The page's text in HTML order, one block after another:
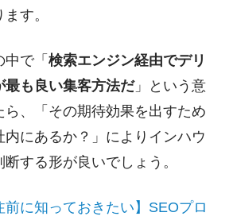
す。
で「 検索エンジン経由でデリ
最も良い集客方法だ」という意
ら、「その期待効果を出すため
内にあるか？」によりインハウ
する形が良いでしょう。
前に知っておきたい】SEOプロ